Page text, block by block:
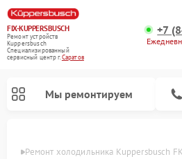
FIX-KUPPERSBUSCH
Ремонт устройств
Kuppersbusch
Специализированный
cервисный центр г.Саратов
+7
Мы ремонтируем
Ремонт холодильника Kuppersbusch